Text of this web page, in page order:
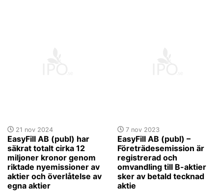
21 nov 2024
EasyFill AB (publ) har
säkrat totalt cirka 12
miljoner kronor genom
riktade nyemissioner av
aktier och överlåtelse av
egna aktier
7 nov 2023
EasyFill AB (publ) –
Företrädesemission är
registrerad och
omvandling till B-aktier
sker av betald tecknad
aktie